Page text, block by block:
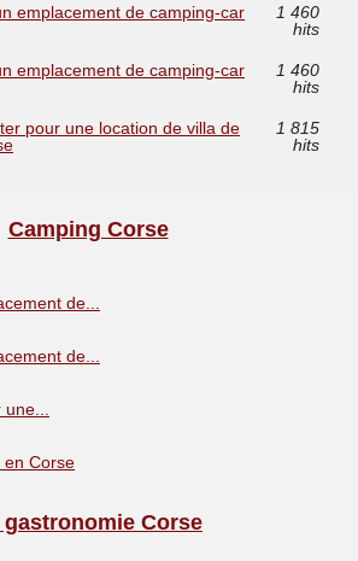
emplacement de camping-car
1 460
hits
emplacement de camping-car
1 460
hits
pour une location de villa de
1 815
hits
Camping Corse
de...
de...
en Corse
gastronomie Corse